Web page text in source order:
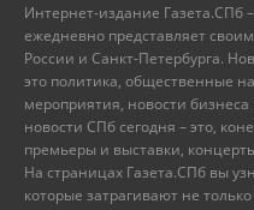
Интернет-издание Газета.СПб
ежедневно представляет
России и Санкт-Петербурга.
это политика, общественные
мероприятия, новости
новости СПб сегодня – это,
премьеры и выставки,
На страницах Газета.СПб вы
которые затрагивают не